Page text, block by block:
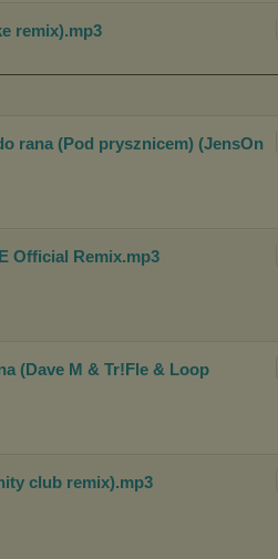
remix).mp3
rana (Pod prysznicem) (JensOn
Official Remix.mp3
(Dave M & Tr!Fle & Loop
club remix).mp3